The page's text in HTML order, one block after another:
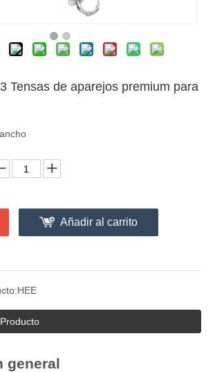
Tensas de aparejos premium para
Añadir al carrito
HEE
general